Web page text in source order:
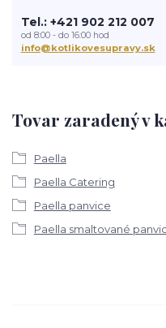
Tovar zaradený v
Paella
Paella Catering
Paella panvice
Paella smaltované
Tel.: +421 902 212 007
od 8:00 - do 16:00 hod
info@kotlikovesupravy.sk